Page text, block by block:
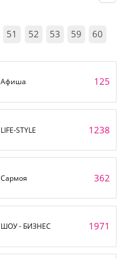
51 52 53 59 60
Афиша 125
LIFE-STYLE 1238
Сармоя 362
ШОУ - БИЗНЕС 1971